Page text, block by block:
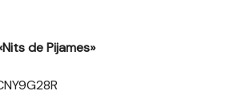
de Pijames»